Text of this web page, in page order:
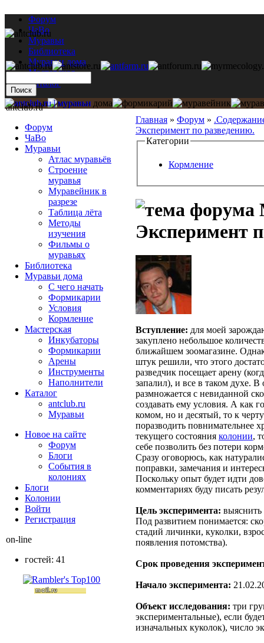
Форум
ЧаВо
Муравьи
Библиотека
Муравьи дома
Мастерская
Каталог
Главная » Форум »
Эксперимент по разведению.
Категории
Кормление
Эксперимент
Вступление: для моей
закуплено небольшое
ближайшем зоомагазине.
штук решили, что этого
разведчик посещает арену
запалил), и все в таком духе.
размножается с невиданной
создавать ему условия. А как
комом, но и десятый, то к
поразводить повнимательнее
текущего состояния колонии,
себе позволить без потери
Сразу оговорюсь, как
поправки, замечания и
Поскольку опыт будет идти
комментариях буду писать
Цель эксперимента: выяснить
Под развитием понимается:
стадий личинки, куколки,
появления потомства).
Срок проведения
Начало эксперимента:
Объект исследования: три
экспериментальные), если
изначальных куколок), число
antclub.ru
Форум
ЧаВо
Муравьи
Атлас муравьёв
Строение
муравья
Муравейник в
разрезе
Таблица лёта
Методы
изучения
Фильмы о
муравьях
Библиотека
Муравьи дома
С чего начать
Формикарии
Условия
Кормление
Мастерская
Инкубаторы
Формикарии
Арены
Инструменты
Наполнители
Каталог
antclub.ru
Муравьи
Новое на сайте
Форум
Блоги
События в
колониях
Блоги
Колонии
Войти
Peгиcтpaция
on-line
гостей: 41